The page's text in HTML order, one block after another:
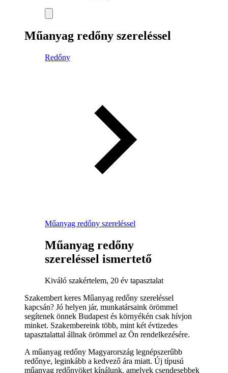
Műanyag redőny szereléssel
Redőny
Műanyag redőny szereléssel
Műanyag redőny
szereléssel ismertető
Kiváló szakértelem, 20 év tapasztalat
Szakembert keres Műanyag redőny szereléssel
kapcsán? Jó helyen jár, munkatársaink örömmel
segítenek önnek Budapest és környékén csak hívjon
minket. Szakembereink több, mint két évtizedes
tapasztalattal állnak örömmel az Ön rendelkezésére.
A műanyag redőny Magyarország legnépszerűbb
redőnye, leginkább a kedvező ára miatt. Új típusú
műanyag redőnyöket kínálunk, amelyek csendesebbek